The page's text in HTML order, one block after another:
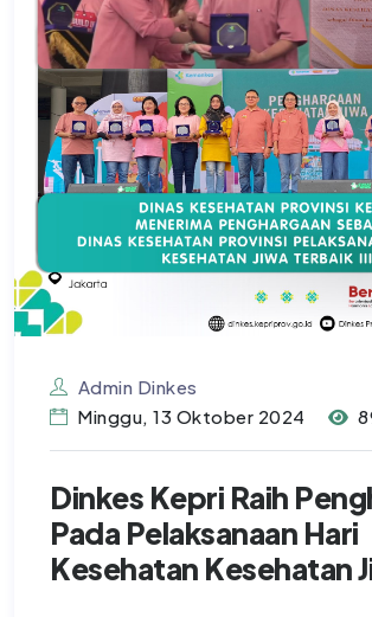
Admin Dinkes
Minggu, 13 Oktober 2024
Dinkes Kepri Raih
Pada Pelaksanaan Hari
Kesehatan Kesehatan